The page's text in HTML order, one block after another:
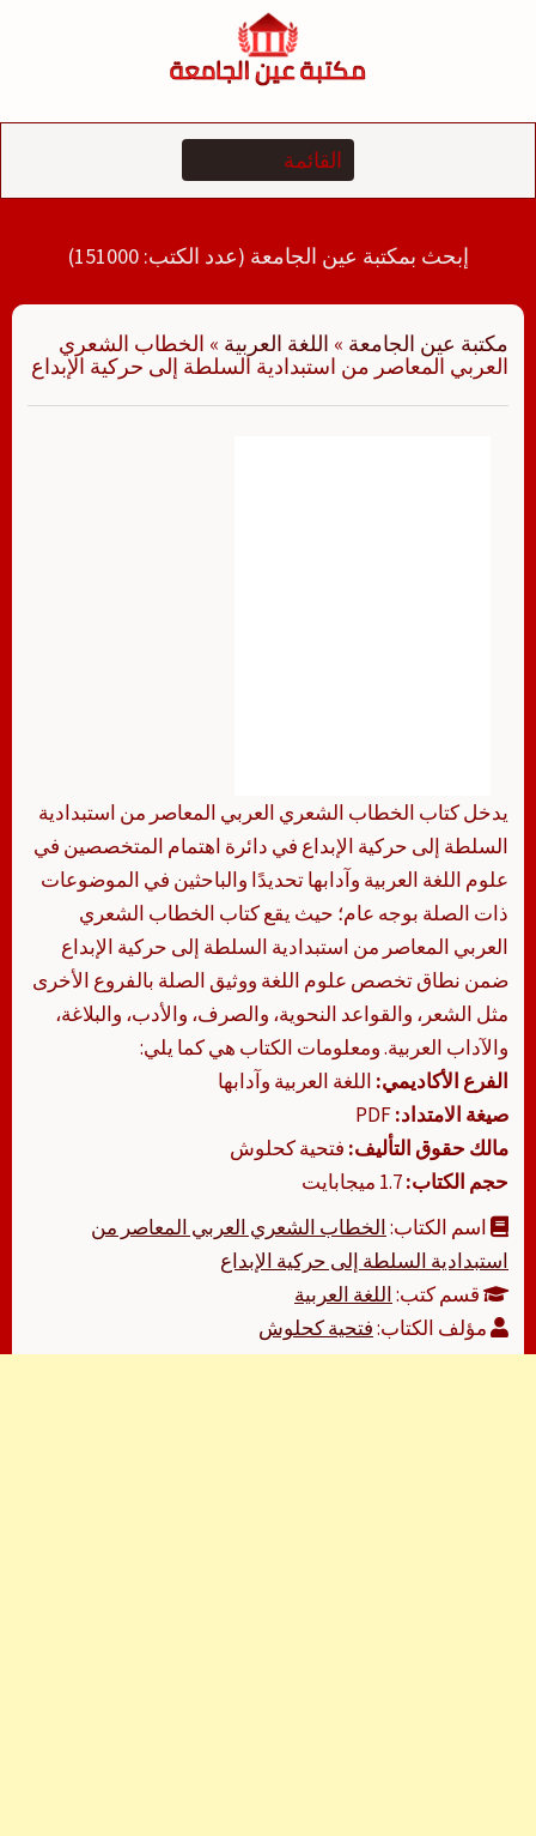
إبحث بمكتبة عين الجامعة (عدد الكتب: 151000)
مكتبة عين الجامعة » اللغة العربية » الخطاب الشعري
العربي المعاصر من استبدادية السلطة إلى حركية الإبداع
يدخل كتاب الخطاب الشعري العربي المعاصر من استبدادية
السلطة إلى حركية الإبداع في دائرة اهتمام المتخصصين في
علوم اللغة العربية وآدابها تحديدًا والباحثين في الموضوعات
ذات الصلة بوجه عام؛ حيث يقع كتاب الخطاب الشعري
العربي المعاصر من استبدادية السلطة إلى حركية الإبداع
ضمن نطاق تخصص علوم اللغة ووثيق الصلة بالفروع الأخرى
مثل الشعر، والقواعد النحوية، والصرف، والأدب، والبلاغة،
والآداب العربية. ومعلومات الكتاب هي كما يلي:
الفرع الأكاديمي: اللغة العربية وآدابها
صيغة الامتداد:
مالك حقوق التأليف: فتحية كحلوش
حجم الكتاب:
اسم الكتاب:الخطاب الشعري العربي المعاصر من
استبدادية السلطة إلى حركية الإبداع
قسم كتب:اللغة العربية
مؤلف الكتاب:فتحية كحلوش